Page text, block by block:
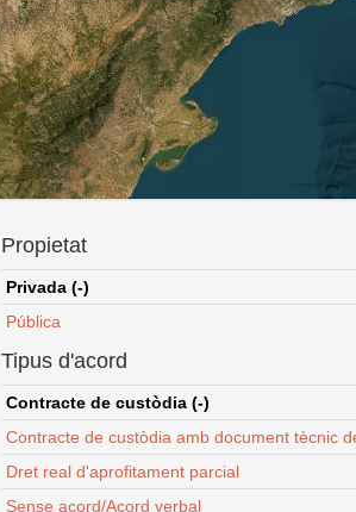
Propietat
Privada (-)
Pública
Tipus d'acord
Contracte de custòdia (-)
Contracte de custòdia amb document tècnic
Dret real d'aprofitament parcial
Sense acord/Acord verbal